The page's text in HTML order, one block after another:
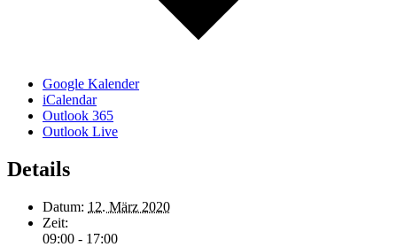
Google Kalender
iCalendar
Outlook 365
Outlook Live
Details
Datum: 12. März 2020
Zeit:
09:00 - 17:00